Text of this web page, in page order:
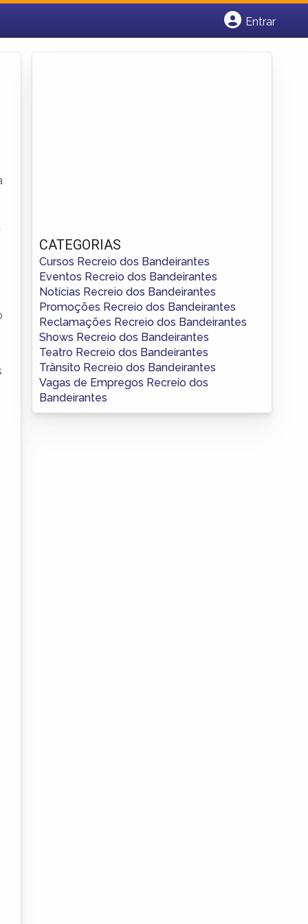
Entrar
CATEGORIAS
Cursos Recreio dos Bandeirantes
Eventos Recreio dos Bandeirantes
Notícias Recreio dos Bandeirantes
Promoções Recreio dos Bandeirantes
Reclamações Recreio dos Bandeirantes
Shows Recreio dos Bandeirantes
Teatro Recreio dos Bandeirantes
Trânsito Recreio dos Bandeirantes
Vagas de Empregos Recreio dos
Bandeirantes